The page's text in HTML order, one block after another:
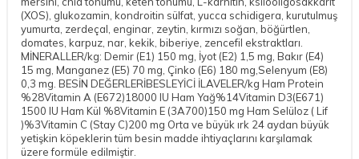
(XOS), glukozamin, kondroitin sülfat, yucca schidigera, kurutulmuş
yumurta, zerdeçal, enginar, zeytin, kırmızı soğan, böğürtlen,
domates, karpuz, nar, kekik, biberiye, zencefil ekstraktları.
MİNERALLER/kg: Demir (E1) 150 mg, İyot (E2) 1,5 mg, Bakır (E4)
15 mg, Manganez (E5) 70 mg, Çinko (E6) 180 mg,Selenyum (E8)
0,3 mg. BESİN DEĞERLERİBESLEYİCİ İLAVELER/kg Ham Protein
%28Vitamin A (E672)18000 IU Ham Yağ%14Vitamin D3(E671)
1500 IU Ham Kül %8Vitamin E (3A700)150 mg Ham Selüloz ( Lif
)%3Vitamin C (Stay C)200 mg Orta ve büyük ırk 24 aydan büyük
yetişkin köpeklerin tüm besin madde ihtiyaçlarını karşılamak
üzere formüle edilmiştir.